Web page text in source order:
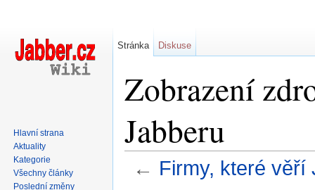
Zobrazení
Jabberu
← Firmy, které věří
Stránka Diskuse
Hlavní strana
Aktuality
Kategorie
Všechny články
Poslední změny